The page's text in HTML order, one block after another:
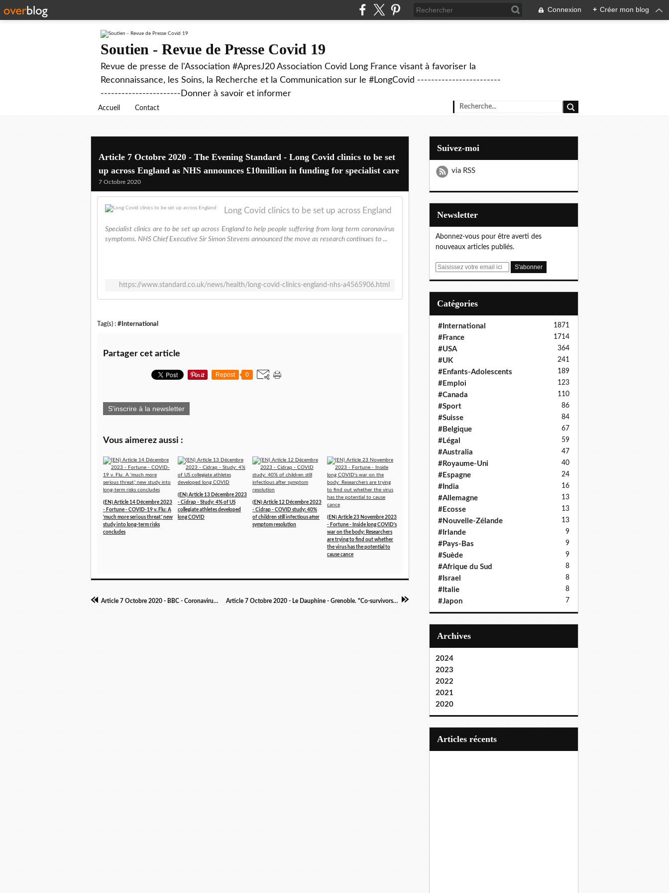
Connexion + Créer mon blog
Soutien - Revue de Presse Covid 19
Revue de presse de l'Association #ApresJ20 Association Covid Long France visant à favoriser la
Reconnaissance, les Soins, la Recherche et la Communication sur le #LongCovid ------------------------
-----------------------Donner à savoir et informer
Accueil Contact
Article 7 Octobre 2020 - The Evening Standard - Long Covid clinics to be set
up across England as NHS announces £10million in funding for specialist care
7 Octobre 2020
Long Covid clinics to be set up across England
Specialist clinics are to be set up across England to help people suffering from long term coronavirus
symptoms. NHS Chief Executive Sir Simon Stevens announced the move as research continues to ...
https://www.standard.co.uk/news/health/long-covid-clinics-england-nhs-a4565906.html
Tag(s) : #International
Partager cet article
Repost 0
S'inscrire à la newsletter
Vous aimerez aussi :
(EN) Article 14 Décembre 2023
- Fortune - COVID-19 v. Flu: A
'much more serious threat,' new
study into long-term risks
concludes
(EN) Article 13 Décembre 2023
- Cidrap - Study: 4% of US
collegiate athletes developed
long COVID
(EN) Article 12 Décembre 2023
- Cidrap - COVID study: 40%
of children still infectious after
symptom resolution
(EN) Article 23 Novembre 2023
- Fortune - Inside long COVID's
war on the body: Researchers
are trying to find out whether
the virus has the potential to
cause cance
Article 7 Octobre 2020 - BBC - Coronavirus: Specialist 'long Covid' clinics to be set up in England Article 7 Octobre 2020 - Le Dauphine - Grenoble. "Co-survivors" : un projet pour mieux comprendre les impacts à long terme de la Covid-19
Suivez-moi
via RSS
Newsletter
Abonnez-vous pour être averti des
nouveaux articles publiés.
E
Catégories
#International 1871
#France 1714
#USA 364
#UK 241
#Enfants-Adolescents 189
#Emploi 123
#Canada 110
#Sport 86
#Suisse 84
#Belgique 67
#Légal 59
#Australia 47
#Royaume-Uni 40
#Espagne 24
#India 16
#Allemagne 13
#Ecosse 13
#Nouvelle-Zélande 13
#Irlande 9
#Pays-Bas 9
#Suède 9
#Afrique du Sud 8
#Israel 8
#Italie 8
#Japon 7
Archives
2024
2023
2022
2021
2020
articles récents